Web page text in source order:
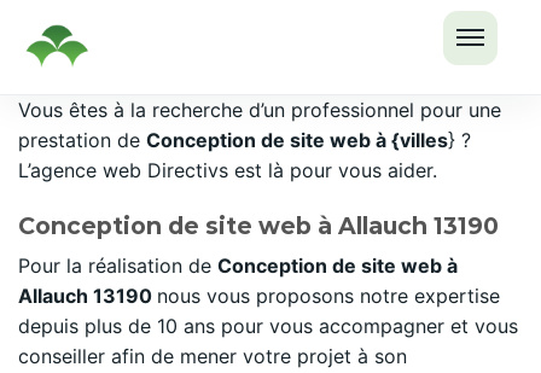
LE
Passer
au
contenu
Vous êtes à la recherche d’un professionnel pour une
prestation de Conception de site web à {villes} ?
L’agence web Directivs est là pour vous aider.
Conception de site web à Allauch 13190
Pour la réalisation de Conception de site web à
Allauch 13190 nous vous proposons notre expertise
depuis plus de 10 ans pour vous accompagner et vous
conseiller afin de mener votre projet à son